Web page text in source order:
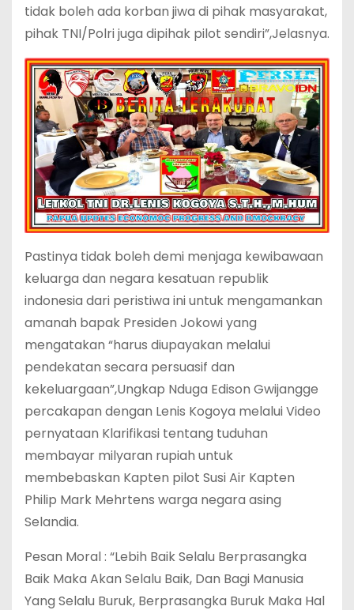
tidak boleh ada korban jiwa di pihak masyarakat,
pihak TNI/Polri juga dipihak pilot sendiri”,Jelasnya.
Pastinya tidak boleh demi menjaga kewibawaan
keluarga dan negara kesatuan republik
indonesia dari peristiwa ini untuk mengamankan
amanah bapak Presiden Jokowi yang
mengatakan “harus diupayakan melalui
pendekatan secara persuasif dan
kekeluargaan”,Ungkap Nduga Edison Gwijangge
percakapan dengan Lenis Kogoya melalui Video
pernyataan Klarifikasi tentang tuduhan
membayar milyaran rupiah untuk
membebaskan Kapten pilot Susi Air Kapten
Philip Mark Mehrtens warga negara asing
Selandia.
Pesan Moral : “Lebih Baik Selalu Berprasangka
Baik Maka Akan Selalu Baik, Dan Bagi Manusia
Yang Selalu Buruk, Berprasangka Buruk Maka Hal